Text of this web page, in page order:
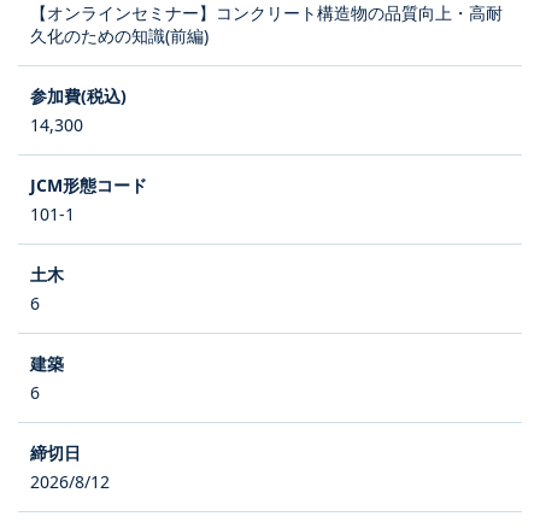
【オンラインセミナー】コンクリート構造物の品質向上・高耐
久化のための知識(前編)
14,300
101-1
6
6
2026/8/12